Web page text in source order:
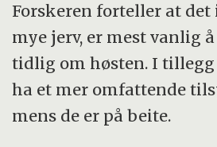
Forskeren forteller at
mye jerv, er mest vanlig
tidlig om høsten. I tillegg
ha et mer omfattende
mens de er på beite.